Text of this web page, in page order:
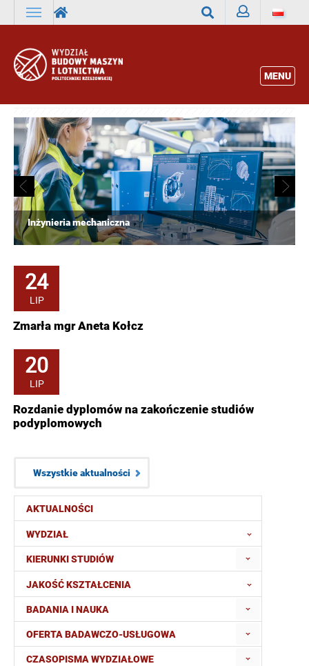
MENU
AKTUALNOŚCI
WYDZIAŁ
KIERUNKI STUDIÓW
JAKOŚĆ KSZTAŁCENIA
BADANIA I NAUKA
OFERTA BADAWCZO-USŁUGOWA
CZASOPISMA WYDZIAŁOWE
Inżynieria mechaniczna
24
LIP
Zmarła mgr Aneta Kołcz
20
LIP
Rozdanie dyplomów na zakończenie studiów
podyplomowych
Wszystkie aktualności